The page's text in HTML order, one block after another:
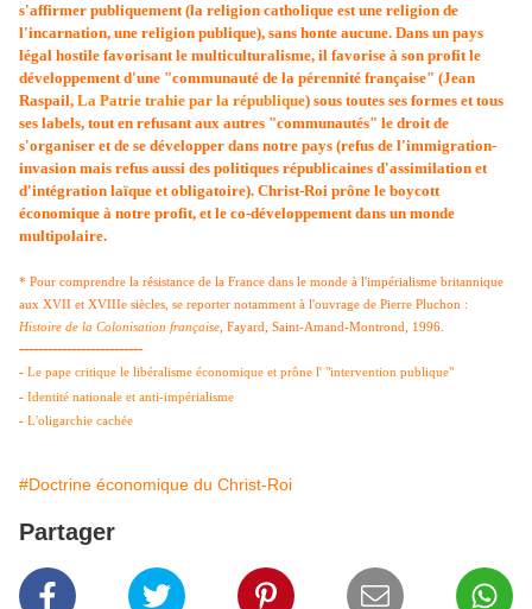
s'affirmer publiquement (la religion catholique est une religion de
l'incarnation, une religion publique), sans honte aucune. Dans un pays
légal hostile favorisant le multiculturalisme, il favorise à son profit le
développement d'une "communauté de la pérennité française" (Jean
Raspail, La Patrie trahie par la république) sous toutes ses formes et tous
ses labels, tout en refusant aux autres "communautés" le droit de
s'organiser et de se développer dans notre pays (refus de l'immigration-
invasion mais refus aussi des politiques républicaines d'assimilation et
d'intégration laïque et obligatoire). Christ-Roi prône le boycott
économique à notre profit, et le co-développement dans un monde
multipolaire.
* Pour comprendre la résistance de la France dans le monde à l'impérialisme britannique
aux XVII et XVIIIe siècles, se reporter notamment à l'ouvrage de Pierre Pluchon :
Histoire de la Colonisation française , Fayard, Saint-Amand-Montrond, 1996.
--------------------------
- Le pape critique le libéralisme économique et prône l' "intervention publique"
- Identité nationale et anti-impérialisme
- L'oligarchie cachée
#Doctrine économique du Christ-Roi
Partager